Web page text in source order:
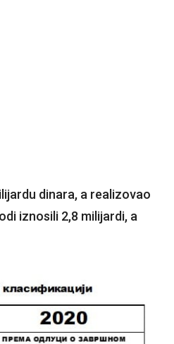
dinara, a realizovao
iznosili 2,8 milijardi, a